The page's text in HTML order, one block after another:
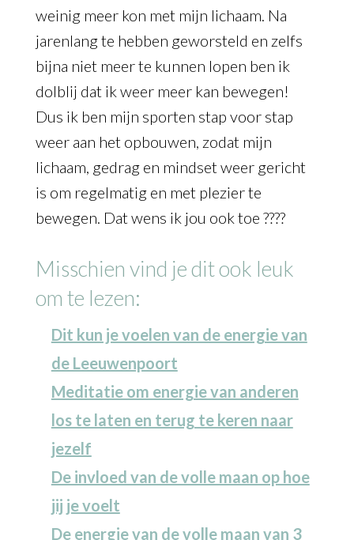
weinig meer kon met mijn lichaam. Na
jarenlang te hebben geworsteld en zelfs
bijna niet meer te kunnen lopen ben ik
dolblij dat ik weer meer kan bewegen!
Dus ik ben mijn sporten stap voor stap
weer aan het opbouwen, zodat mijn
lichaam, gedrag en mindset weer gericht
is om regelmatig en met plezier te
bewegen. Dat wens ik jou ook toe ????
Misschien vind je dit ook leuk
om te lezen:
Dit kun je voelen van de energie van
de Leeuwenpoort
Meditatie om energie van anderen
los te laten en terug te keren naar
jezelf
De invloed van de volle maan op hoe
jij je voelt
De energie van de volle maan van 3